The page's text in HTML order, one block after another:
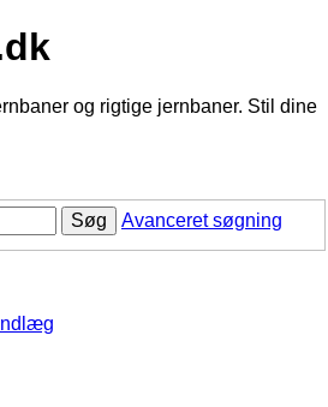
og rigtige jernbaner. Stil dine
Søg Avanceret søgning